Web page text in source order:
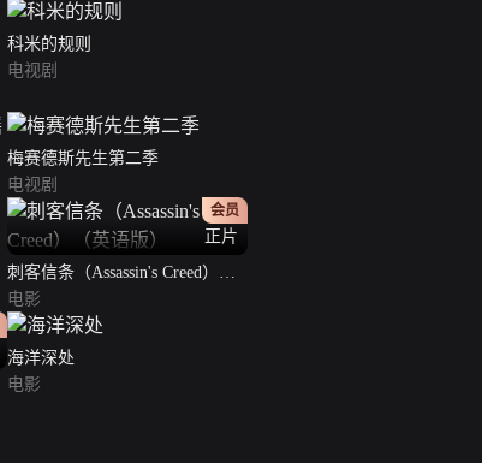
科米的规则
电视剧
梅赛德斯先生第二季
电视剧
正片
会员
刺客信条（Assassin's Creed）
（英语版）
电影
海洋深处
电影